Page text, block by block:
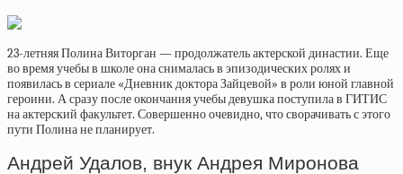
23-летняя Полина Виторган — продолжатель актерской династии. Еще
во время учебы в школе она снималась в эпизодических ролях и
появилась в сериале «Дневник доктора Зайцевой» в роли юной главной
героини. А сразу после окончания учебы девушка поступила в ГИТИС
на актерский факультет. Совершенно очевидно, что сворачивать с этого
пути Полина не планирует.
Андрей Удалов, внук Андрея Миронова